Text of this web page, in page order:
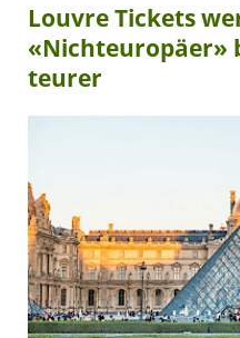
Louvre Tickets
«Nichteuropäer»
teurer